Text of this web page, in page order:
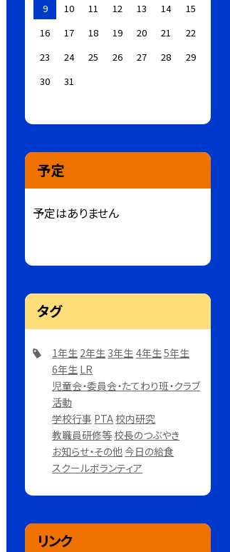
9
10 11 12 13 14
15
16
17 18 19 20 21
22
23
24 25 26 27 28
29
30
31
予定
予定はありません
タグ
1年生 2年生 3年生 4年生 5年生
6年生 LR
児童会・委員会・たてわり班・クラブ
活動
学校行事 PTA 校内研究
教職員研修等 校長のつぶやき
お知らせ・その他 今日の給食
スクールボランティア
リンク